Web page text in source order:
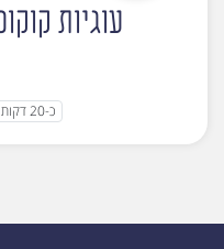
עוגיות
כ-20 דקות